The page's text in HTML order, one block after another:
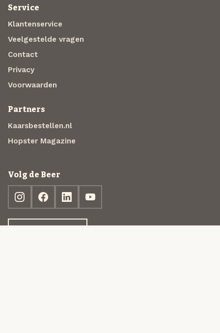
Service
Klantenservice
Veelgestelde vragen
Contact
Privacy
Voorwaarden
Partners
Kaarsbestellen.nl
Hopster Magazine
Volg de Beer